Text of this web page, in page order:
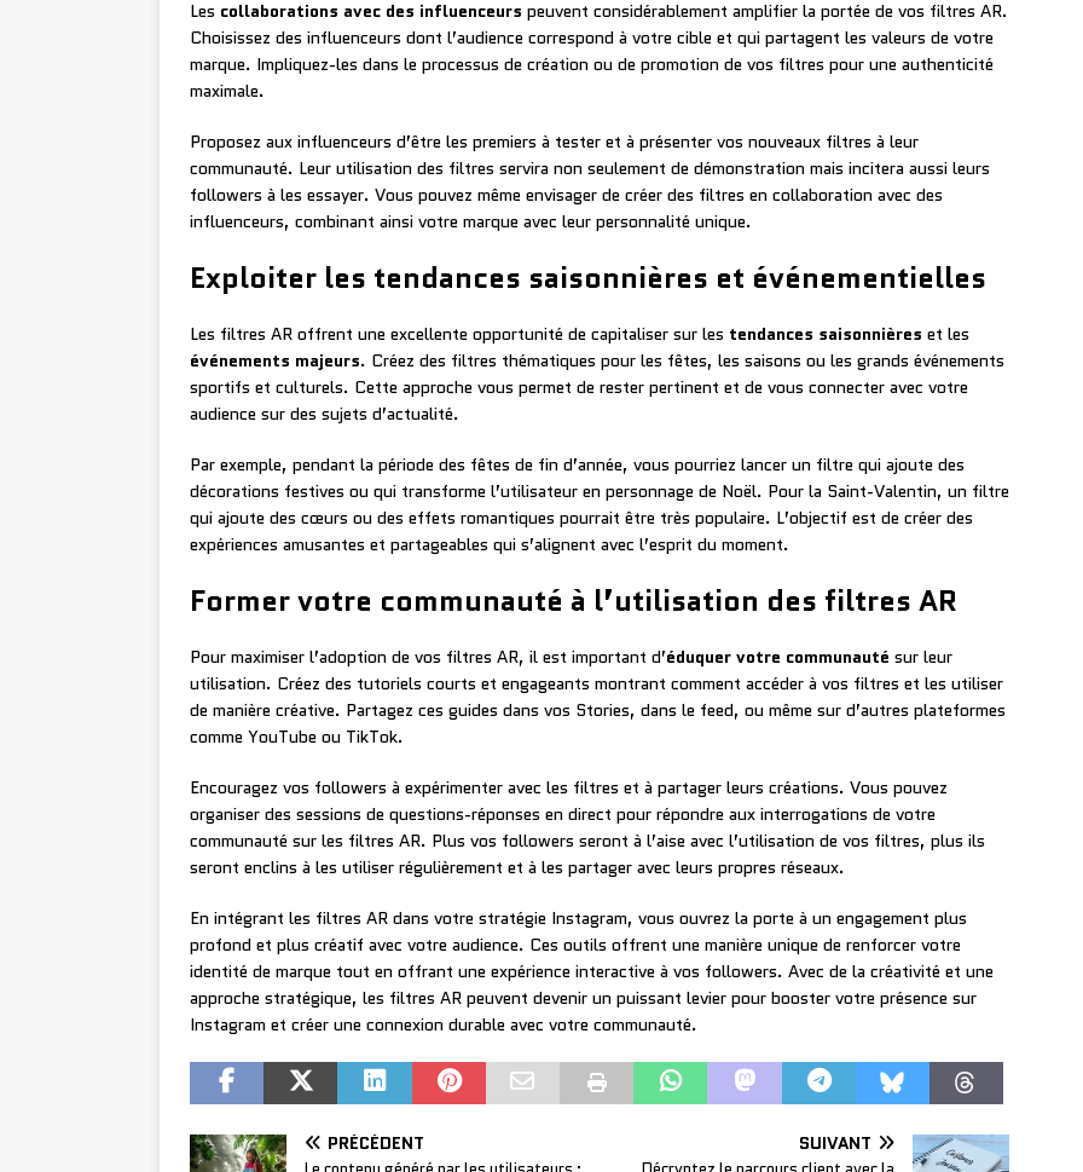
Les collaborations avec des influenceurs peuvent considérablement amplifier la portée de vos filtres AR.
Choisissez des influenceurs dont l’audience correspond à votre cible et qui partagent les valeurs de votre
marque. Impliquez-les dans le processus de création ou de promotion de vos filtres pour une authenticité
maximale.
Proposez aux influenceurs d’être les premiers à tester et à présenter vos nouveaux filtres à leur
communauté. Leur utilisation des filtres servira non seulement de démonstration mais incitera aussi leurs
followers à les essayer. Vous pouvez même envisager de créer des filtres en collaboration avec des
influenceurs, combinant ainsi votre marque avec leur personnalité unique.
Exploiter les tendances saisonnières et événementielles
Les filtres AR offrent une excellente opportunité de capitaliser sur les tendances saisonnières et les
événements majeurs. Créez des filtres thématiques pour les fêtes, les saisons ou les grands événements
sportifs et culturels. Cette approche vous permet de rester pertinent et de vous connecter avec votre
audience sur des sujets d’actualité.
Par exemple, pendant la période des fêtes de fin d’année, vous pourriez lancer un filtre qui ajoute des
décorations festives ou qui transforme l’utilisateur en personnage de Noël. Pour la Saint-Valentin, un filtre
qui ajoute des cœurs ou des effets romantiques pourrait être très populaire. L’objectif est de créer des
expériences amusantes et partageables qui s’alignent avec l’esprit du moment.
Former votre communauté à l’utilisation des filtres AR
Pour maximiser l’adoption de vos filtres AR, il est important d’éduquer votre communauté sur leur
utilisation. Créez des tutoriels courts et engageants montrant comment accéder à vos filtres et les utiliser
de manière créative. Partagez ces guides dans vos Stories, dans le feed, ou même sur d’autres plateformes
comme YouTube ou TikTok.
Encouragez vos followers à expérimenter avec les filtres et à partager leurs créations. Vous pouvez
organiser des sessions de questions-réponses en direct pour répondre aux interrogations de votre
communauté sur les filtres AR. Plus vos followers seront à l’aise avec l’utilisation de vos filtres, plus ils
seront enclins à les utiliser régulièrement et à les partager avec leurs propres réseaux.
En intégrant les filtres AR dans votre stratégie Instagram, vous ouvrez la porte à un engagement plus
profond et plus créatif avec votre audience. Ces outils offrent une manière unique de renforcer votre
identité de marque tout en offrant une expérience interactive à vos followers. Avec de la créativité et une
approche stratégique, les filtres AR peuvent devenir un puissant levier pour booster votre présence sur
Instagram et créer une connexion durable avec votre communauté.
PRÉCÉDENT SUIVANT